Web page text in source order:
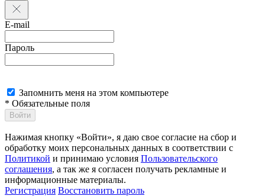
E-mail
Пароль
Запомнить меня на этом компьютере
* Обязательные поля
Войти
Нажимая кнопку «Войти», я даю свое согласие на сбор и
обработку моих персональных данных в соответствии с
Политикой и принимаю условия Пользовательского
соглашения, а так же я согласен получать рекламные и
информационные материалы.
Регистрация Восстановить пароль